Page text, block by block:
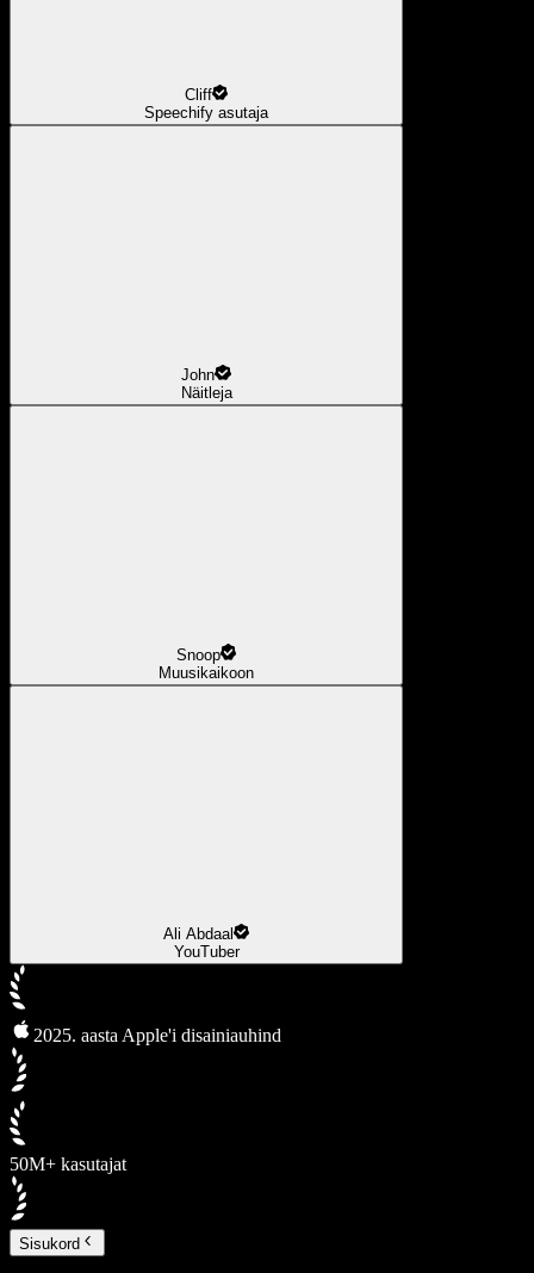
Cliff
Speechify asutaja
John
Näitleja
Snoop
Muusikaikoon
Ali Abdaal
YouTuber
2025. aasta Apple'i disainiauhind
50M+ kasutajat
Sisukord